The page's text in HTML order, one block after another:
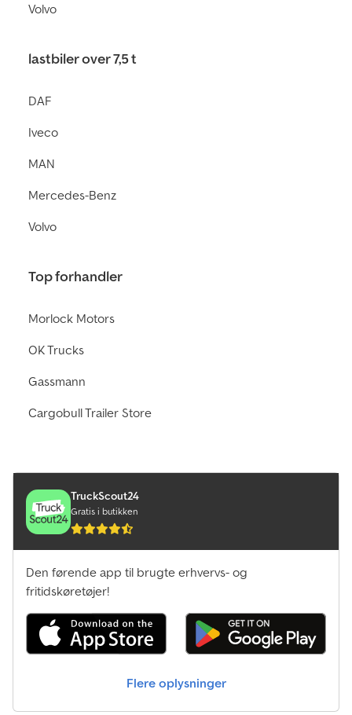
Volvo
lastbiler over 7,5 t
DAF
Iveco
MAN
Mercedes-Benz
Volvo
Top forhandler
Morlock Motors
OK Trucks
Gassmann
Cargobull Trailer Store
TruckScout24
Gratis i butikken
Den førende app til brugte erhvervs- og
fritidskøretøjer!
Flere oplysninger